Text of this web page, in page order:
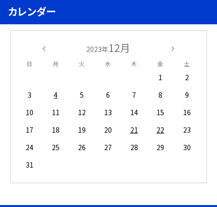
カレンダー
2023年12月
日 月 火 水 木 金 土
1
2
3
4 5 6 7 8
9
10
11 12 13 14 15
16
17
18 19 20 21 22
23
24
25 26 27 28 29
30
31